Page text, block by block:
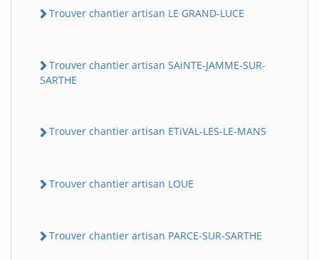
Trouver chantier artisan LE GRAND-LUCE
Trouver chantier artisan SAiNTE-JAMME-SUR-
SARTHE
Trouver chantier artisan ETiVAL-LES-LE-MANS
Trouver chantier artisan LOUE
Trouver chantier artisan PARCE-SUR-SARTHE